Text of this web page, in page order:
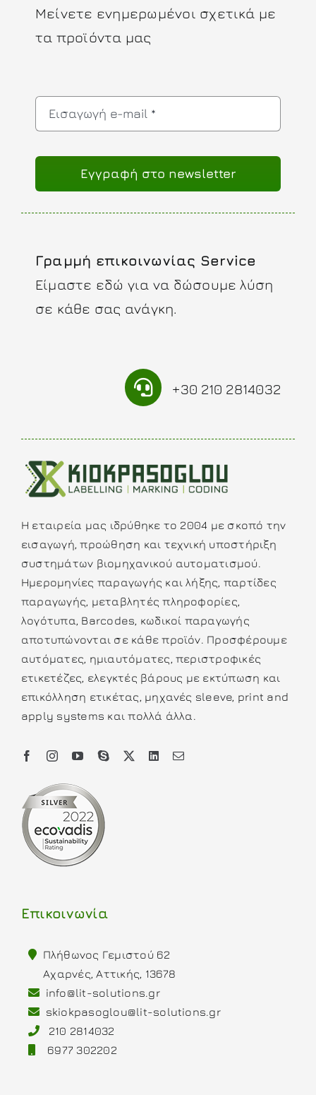
Μείνετε ενημερωμένοι σχετικά με
τα προϊόντα μας
Eγγραφή στο newsletter
Γραμμή επικοινωνίας Service
Είμαστε εδώ για να δώσουμε λύση
σε κάθε σας ανάγκη.
+30 210 2814032
Η εταιρεία μας ιδρύθηκε το 2004 με σκοπό την
εισαγωγή, προώθηση και τεχνική υποστήριξη
συστημάτων βιομηχανικού αυτοματισμού.
Ημερομηνίες παραγωγής και λήξης, παρτίδες
παραγωγής, μεταβλητές πληροφορίες,
λογότυπα, Barcodes, κωδικοί παραγωγής
αποτυπώνονται σε κάθε προϊόν. Προσφέρουμε
αυτόματες, ημιαυτόματες, περιστροφικές
ετικετέζες, ελεγκτές βάρους με εκτύπωση και
επικόλληση ετικέτας, μηχανές sleeve, print and
apply systems και πολλά άλλα.
Επικοινωνία
Πλήθωνος Γεμιστού 62
Αχαρνές, Αττικής, 13678
info@lit-solutions.gr
skiokpasoglou@lit-solutions.gr
210 2814032
6977 302202